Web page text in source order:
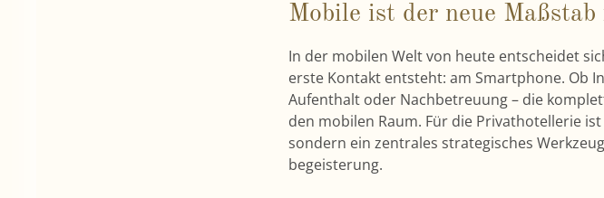
Mobile ist der neue
In der mobilen Welt von heute entscheidet
erste Kontakt entsteht: am Smartphone. Ob
Aufenthalt oder Nachbetreuung – die
den mobilen Raum. Für die Privathotellerie
sondern ein zentrales strategisches
begeisterung.